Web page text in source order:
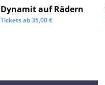
Dynamit auf Rädern
Tickets ab35,00€